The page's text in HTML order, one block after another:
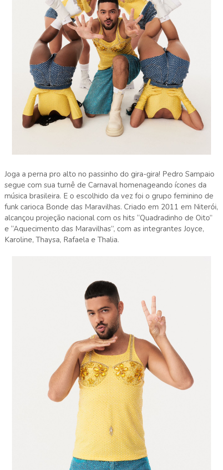
Joga a perna pro alto no passinho do gira-gira! Pedro Sampaio
segue com sua turnê de Carnaval homenageando ícones da
música brasileira. E o escolhido da vez foi o grupo feminino de
funk carioca Bonde das Maravilhas. Criado em 2011 em Niterói,
alcançou projeção nacional com os hits “Quadradinho de Oito”
e “Aquecimento das Maravilhas”, com as integrantes Joyce,
Karoline, Thaysa, Rafaela e Thalia.